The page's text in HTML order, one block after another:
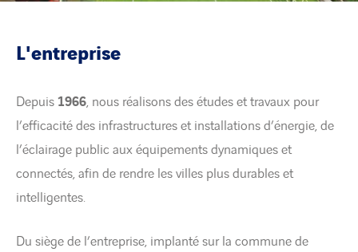
L'entreprise
Depuis1966, nous réalisons des études et travaux pour
l’efficacité des infrastructures et installations d’énergie, de
l’éclairage public aux équipements dynamiques et
connectés, afin de rendre les villes plus durables et
intelligentes.
Du siège de l’entreprise, implanté sur la commune de